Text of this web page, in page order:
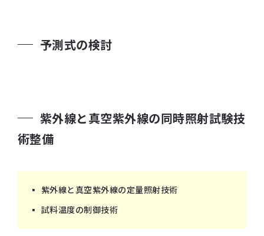
予測式の検討
紫外線と真空紫外線の同時照射試験技
術整備
紫外線と真空紫外線の定量照射技術
試料温度の制御技術